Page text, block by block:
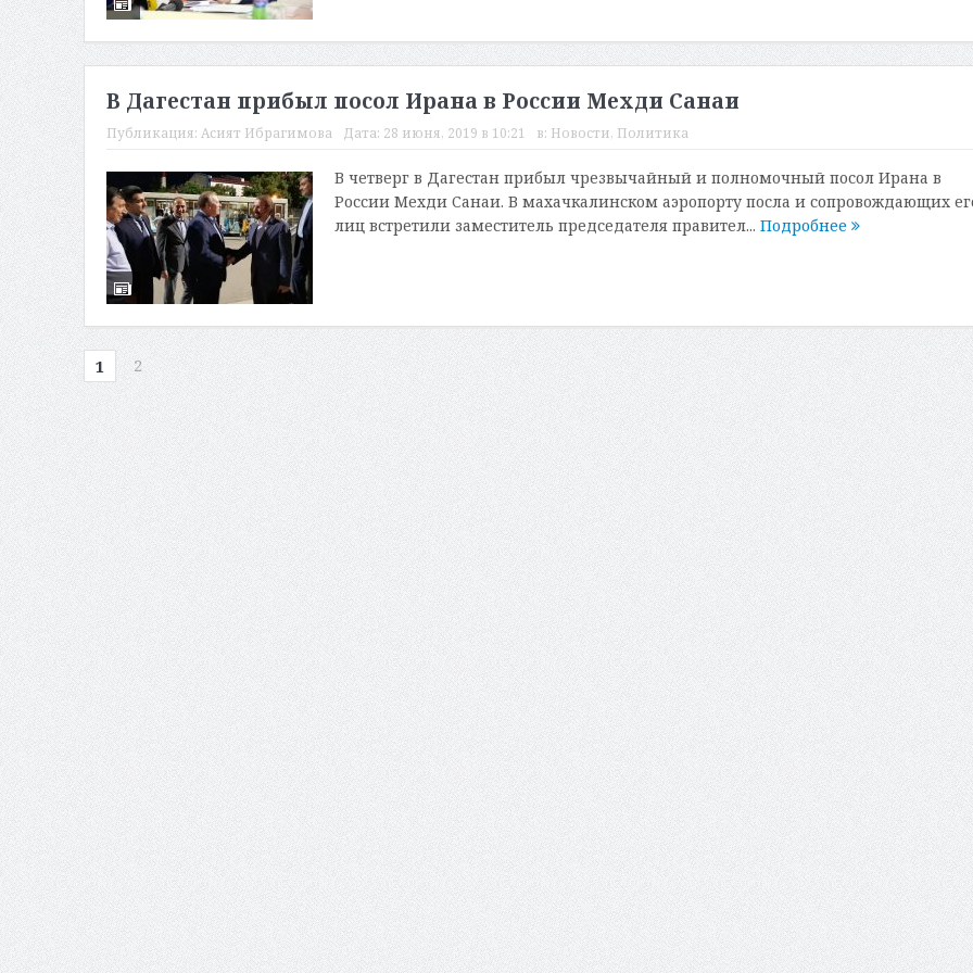
В Дагестан прибыл посол Ирана в России Мехди Санаи
Публикация: Асият Ибрагимова Дата: 28 июня, 2019 в 10:21 в: Новости, Политика
В четверг в Дагестан прибыл чрезвычайный и полномочный посол Ирана в
России Мехди Санаи. В махачкалинском аэропорту посла и сопровождающих
лиц встретили заместитель председателя правител... Подробнее
1 2